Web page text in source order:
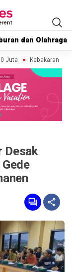
dan Olahraga
dan Olahraga
Kebakaran
Desak